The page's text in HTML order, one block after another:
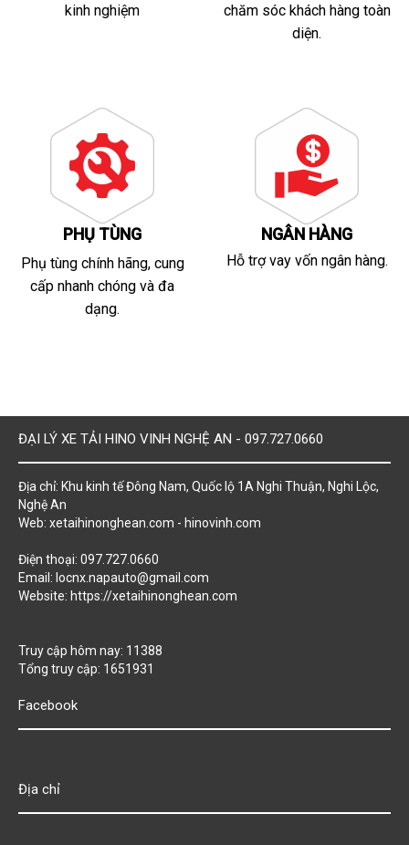
kinh nghiệm
chăm sóc khách hàng toàn
diện.
PHỤ TÙNG
Phụ tùng chính hãng, cung
cấp nhanh chóng và đa
dạng.
NGÂN HÀNG
Hỗ trợ vay vốn ngân hàng.
ĐẠI LÝ XE TẢI HINO VINH NGHỆ AN - 097.727.0660
Địa chỉ: Khu kinh tế Đông Nam, Quốc lộ 1A Nghi Thuận, Nghi Lộc,
Nghệ An
Web: xetaihinonghean.com - hinovinh.com
Điện thoại: 097.727.0660
Email: locnx.napauto@gmail.com
Website: https://xetaihinonghean.com
Truy cập hôm nay: 11388
Tổng truy cập: 1651931
Facebook
Địa chỉ